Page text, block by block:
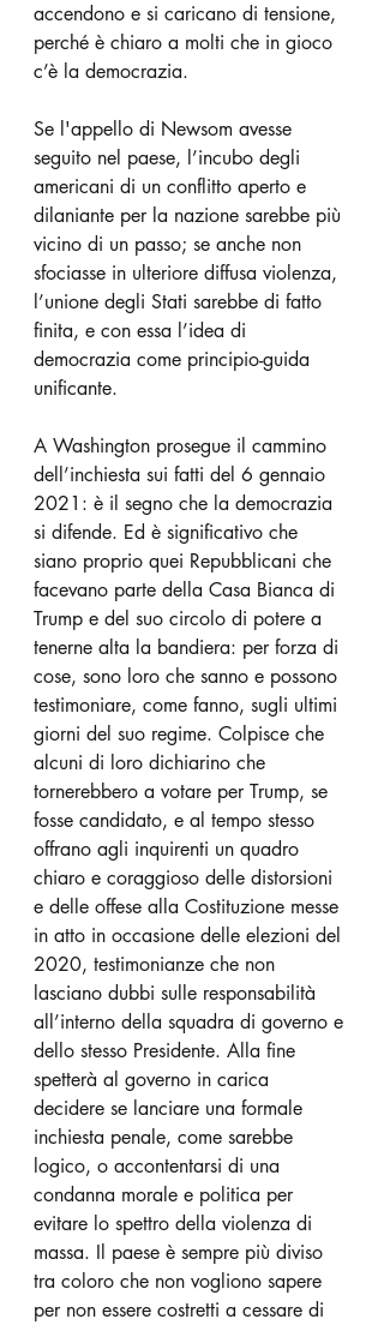
accendono e si caricano di tensione,
perché è chiaro a molti che in gioco
c’è la democrazia.
Se l'appello di Newsom avesse
seguito nel paese, l’incubo degli
americani di un conflitto aperto e
dilaniante per la nazione sarebbe più
vicino di un passo; se anche non
sfociasse in ulteriore diffusa violenza,
l’unione degli Stati sarebbe di fatto
finita, e con essa l’idea di
democrazia come principio-guida
unificante.
A Washington prosegue il cammino
dell’inchiesta sui fatti del 6 gennaio
2021: è il segno che la democrazia
si difende. Ed è significativo che
siano proprio quei Repubblicani che
facevano parte della Casa Bianca di
Trump e del suo circolo di potere a
tenerne alta la bandiera: per forza di
cose, sono loro che sanno e possono
testimoniare, come fanno, sugli ultimi
giorni del suo regime. Colpisce che
alcuni di loro dichiarino che
tornerebbero a votare per Trump, se
fosse candidato, e al tempo stesso
offrano agli inquirenti un quadro
chiaro e coraggioso delle distorsioni
e delle offese alla Costituzione messe
in atto in occasione delle elezioni del
2020, testimonianze che non
lasciano dubbi sulle responsabilità
all’interno della squadra di governo e
dello stesso Presidente. Alla fine
spetterà al governo in carica
decidere se lanciare una formale
inchiesta penale, come sarebbe
logico, o accontentarsi di una
condanna morale e politica per
evitare lo spettro della violenza di
massa. Il paese è sempre più diviso
tra coloro che non vogliono sapere
per non essere costretti a cessare di